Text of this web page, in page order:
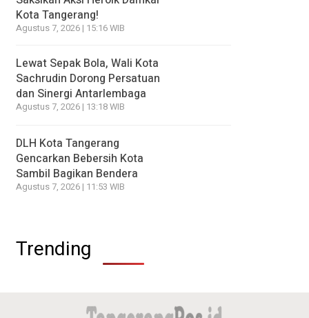
Kota Tangerang!
Agustus 7, 2026 | 15:16 WIB
Lewat Sepak Bola, Wali Kota
Sachrudin Dorong Persatuan
dan Sinergi Antarlembaga
Agustus 7, 2026 | 13:18 WIB
DLH Kota Tangerang
Gencarkan Bebersih Kota
Sambil Bagikan Bendera
Agustus 7, 2026 | 11:53 WIB
Trending